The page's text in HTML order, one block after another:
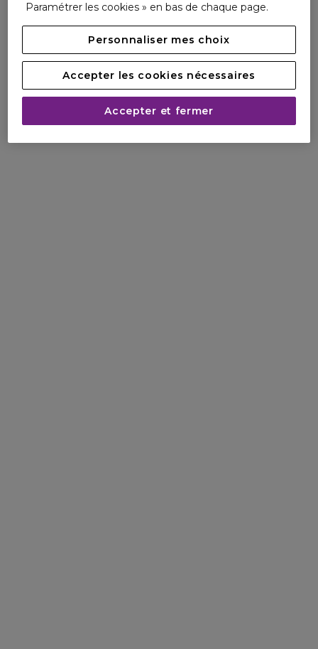
Paramétrer les cookies » en bas de chaque page.
Personnaliser mes choix
Accepter les cookies nécessaires
Accepter et fermer